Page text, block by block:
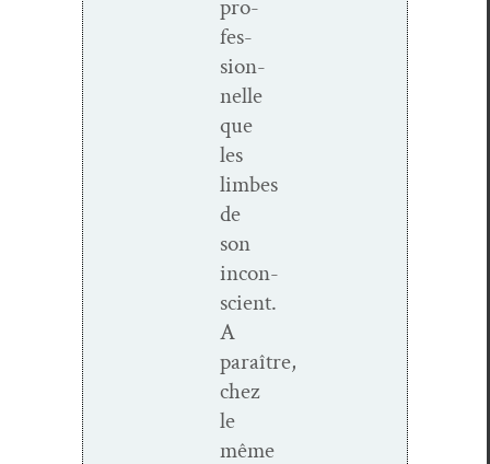
pro­
fes­
sion­
nelle
que
les
limbes
de
son
incon­
scient.
A
paraître,
chez
le
même